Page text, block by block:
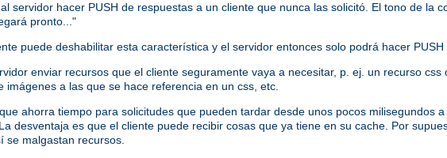
servidor hacer PUSH de respuestas a un cliente que nunca las solicitó. El tono de la
pronto..."
puede deshabilitar esta característica y el servidor entonces solo podrá hacer
enviar recursos que el cliente seguramente vaya a necesitar, p. ej. un recurso
imágenes a las que se hace referencia en un css, etc.
ahorra tiempo para solicitudes que pueden tardar desde unos pocos milisegundos
desventaja es que el cliente puede recibir cosas que ya tiene en su cache. Por
se malgastan recursos.